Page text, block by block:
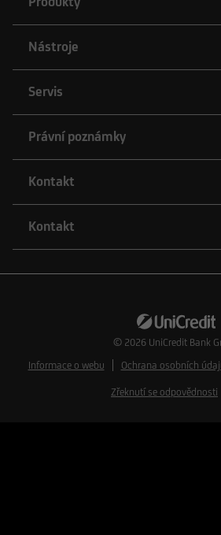
Nástroje
Servis
Právní poznámky
Kontakt
Kontakt
© 2026 UniCredit Bank
Informace o webu
Ochrana osobních
Zřeknutí se odpovědnosti